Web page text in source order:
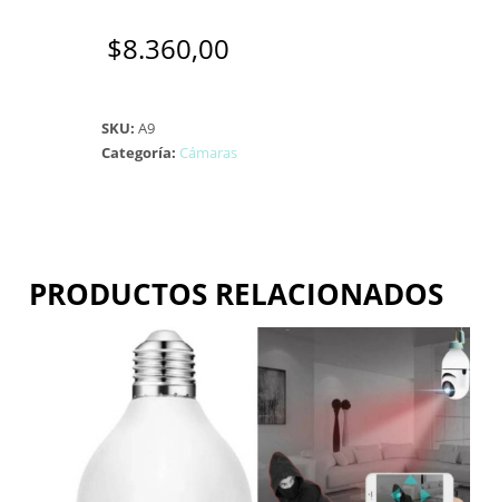
$8.360,00
SKU:A9
Categoría: Cámaras
PRODUCTOS RELACIONADOS